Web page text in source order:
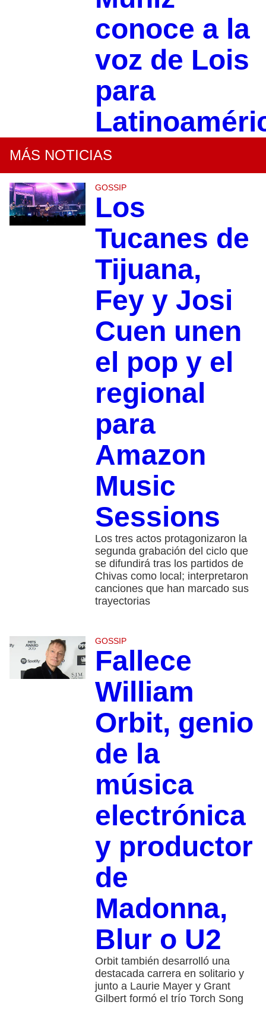
conoce a la
voz de Lois
para
MÁS NOTICIAS
GOSSIP
Los
Tucanes de
Tijuana,
Fey y Josi
Cuen unen
el pop y el
regional
para
Amazon
Music
Sessions
Los tres actos protagonizaron la
segunda grabación del ciclo que
se difundirá tras los partidos de
Chivas como local; interpretaron
canciones que han marcado sus
trayectorias
GOSSIP
Fallece
William
Orbit, genio
de la
música
electrónica
y productor
de
Madonna,
Blur o U2
Orbit también desarrolló una
destacada carrera en solitario y
junto a Laurie Mayer y Grant
Gilbert formó el trío Torch Song